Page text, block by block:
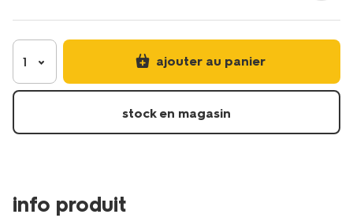
bac-
de-
recuperation-
33304160.html
1 ajouter au panier
stock en magasin
info produit